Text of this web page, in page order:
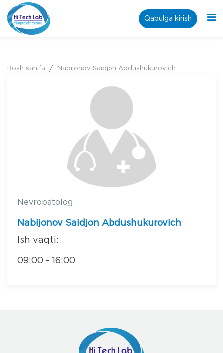
Qabulga kirish
Bosh sahifa Nabijonov Saidjon Abdushukurovich
Nevropatolog
Nabijonov Saidjon Abdushukurovich
Ish vaqti:
09:00 - 16:00